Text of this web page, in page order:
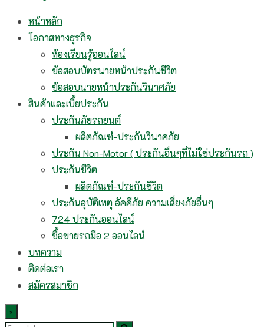
หน้าหลัก
โอกาสทางธุรกิจ
ห้องเรียนรู้ออนไลน์
ข้อสอบบัตรนายหน้าประกันชีวิต
ข้อสอบนายหน้าประกันวินาศภัย
สินค้าและเบี้ยประกัน
ประกันภัยรถยนต์
ผลิตภัณฑ์-ประกันวินาศภัย
ประกัน Non-Motor ( ประกันอื่นๆที่ไม่ใช่ประกันรถ )
ประกันชีวิต
ผลิตภัณฑ์-ประกันชีวิต
ประกันอุบัติเหตุ อัคคีภัย ความเสี่ยงภัยอื่นๆ
724 ประกันออนไลน์
ซื้อขายรถมือ 2 ออนไลน์
บทความ
ติดต่อเรา
สมัครสมาชิก
×